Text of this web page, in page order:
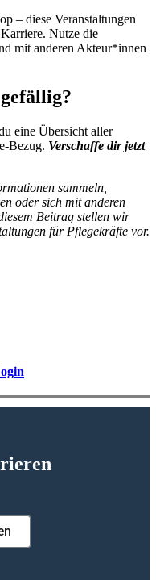
– diese Veranstaltungen
Nutze die
mit anderen Akteur*innen
eine Übersicht aller
Bezug. Verschaffe dir jetzt
sammeln,
oder sich mit anderen
Beitrag stellen wir
für Pflegekräfte vor.